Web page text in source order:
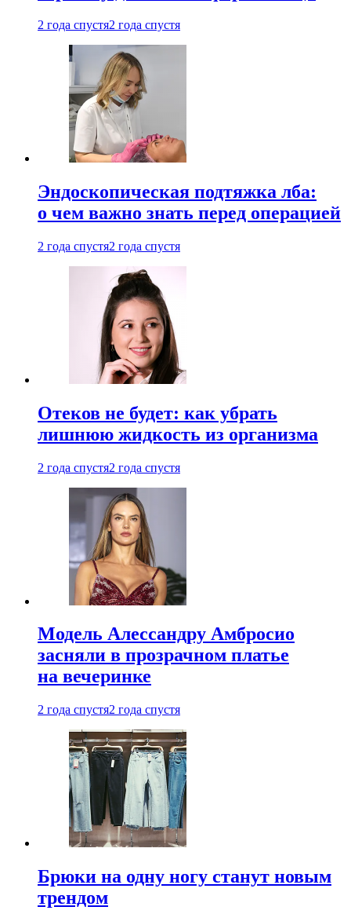
2 года спустя2 года спустя
Эндоскопическая подтяжка лба:
о чем важно знать перед операцией
2 года спустя2 года спустя
Отеков не будет: как убрать
лишнюю жидкость из организма
2 года спустя2 года спустя
Модель Алессандру Амбросио
засняли в прозрачном платье
на вечеринке
2 года спустя2 года спустя
Брюки на одну ногу станут новым
трендом